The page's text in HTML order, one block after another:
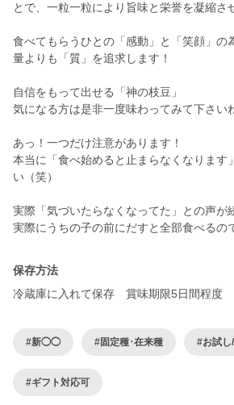
とで、一粒一粒により旨味と栄誉を凝縮さ
食べてもらうひとの「感動」と「笑顔」の
量よりも「質」を追求します！
自信をもって出せる「神の枝豆」
気になる方は是非一度味わってみて下さ
あっ！一つだけ注意があります！
本当に「食べ始めると止まらなくなります
い（笑）
実際「気づいたらなくなってた」との声が
実際にうちの子の前にだすと全部食べるの
保存方法
冷蔵庫に入れて保存 賞味期限5日間程度
#新◯◯ #固定種･在来種 #お試し
#ギフト対応可